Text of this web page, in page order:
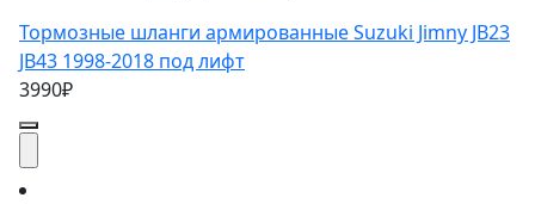
Тормозные шланги армированные Suzuki Jimny JB23
JB43 1998-2018 под лифт
3990₽